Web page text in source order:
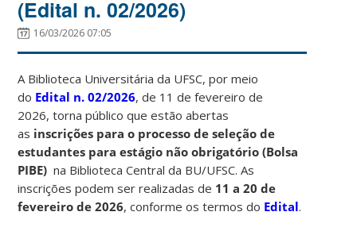
(Edital n. 02/2026)
16/03/2026 07:05
A Biblioteca Universitária da UFSC, por meio
do Edital n. 02/2026, de 11 de fevereiro de
2026, torna público que estão abertas
as inscrições para o processo de seleção de
estudantes para estágio não obrigatório (Bolsa
PIBE) na Biblioteca Central da BU/UFSC. As
inscrições podem ser realizadas de 11 a 20 de
fevereiro de 2026, conforme os termos do Edital.